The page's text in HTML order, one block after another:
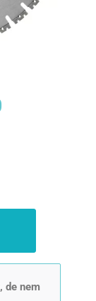
de nem